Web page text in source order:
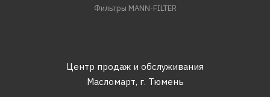
Фильтры MANN-FILTER
Центр продаж и обслуживания
Масломарт, г. Тюмень